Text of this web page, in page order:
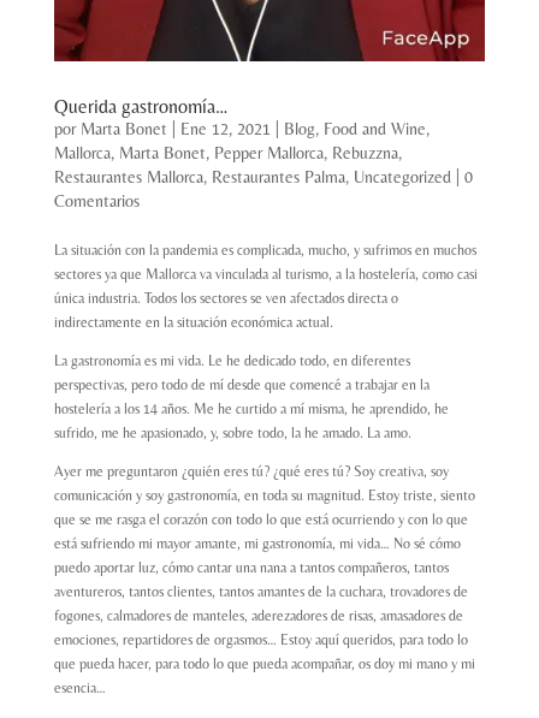
Querida gastronomía…
por Marta Bonet Ene 12, 2021 Blog, Food and Wine,
Mallorca, Marta Bonet, Pepper Mallorca, Rebuzzna,
Restaurantes Mallorca, Restaurantes Palma, Uncategorized
0
Comentarios
La situación con la pandemia es complicada, mucho, y sufrimos en muchos
sectores ya que Mallorca va vinculada al turismo, a la hostelería, como casi
única industria. Todos los sectores se ven afectados directa o
indirectamente en la situación económica actual.
La gastronomía es mi vida. Le he dedicado todo, en diferentes
perspectivas, pero todo de mí desde que comencé a trabajar en la
hostelería a los 14 años. Me he curtido a mí misma, he aprendido, he
sufrido, me he apasionado, y, sobre todo, la he amado. La amo.
Ayer me preguntaron ¿quién eres tú? ¿qué eres tú? Soy creativa, soy
comunicación y soy gastronomía, en toda su magnitud. Estoy triste, siento
que se me rasga el corazón con todo lo que está ocurriendo y con lo que
está sufriendo mi mayor amante, mi gastronomía, mi vida… No sé cómo
puedo aportar luz, cómo cantar una nana a tantos compañeros, tantos
aventureros, tantos clientes, tantos amantes de la cuchara, trovadores de
fogones, calmadores de manteles, aderezadores de risas, amasadores de
emociones, repartidores de orgasmos… Estoy aquí queridos, para todo lo
que pueda hacer, para todo lo que pueda acompañar, os doy mi mano y mi
esencia…